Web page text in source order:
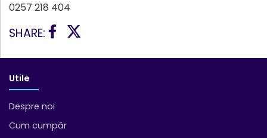
0257 218 404
SHARE:
Utile
Despre noi
Cum cumpăr